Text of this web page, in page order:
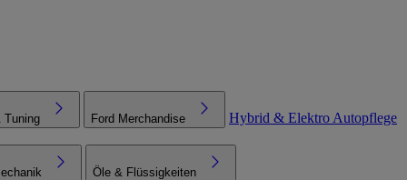
Tuning Ford Merchandise Hybrid & Elektro Autopflege
Öle & Flüssigkeiten